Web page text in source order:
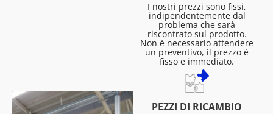
I nostri prezzi sono fissi,
indipendentemente dal
problema che sarà
riscontrato sul prodotto.
Non è necessario attendere
un preventivo, il prezzo è
fisso e immediato.
PEZZI DI RICAMBIO